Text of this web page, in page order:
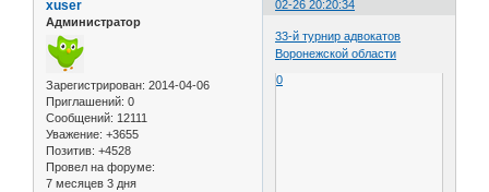
02-26 20:20:34
xuser
Администратор
Зарегистрирован: 2014-04-06
Приглашений: 0
Сообщений: 12111
Уважение: +3655
Позитив: +4528
Провел на форуме:
7 месяцев 3 дня
33-й турнир адвокатов
Воронежской области
0